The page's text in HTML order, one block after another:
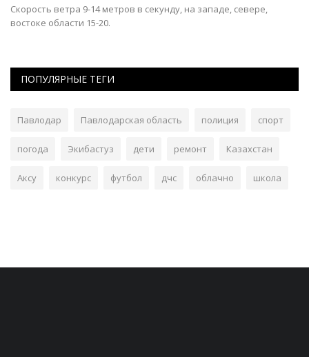
Скорость ветра 9-14 метров в секунду, на западе, севере,
востоке области 15-20.
ПОПУЛЯРНЫЕ ТЕГИ
Павлодар Павлодарская область полиция спорт
погода Экибастуз дети ремонт Казахстан
Аксу конкурс футбол дчс облачно школа